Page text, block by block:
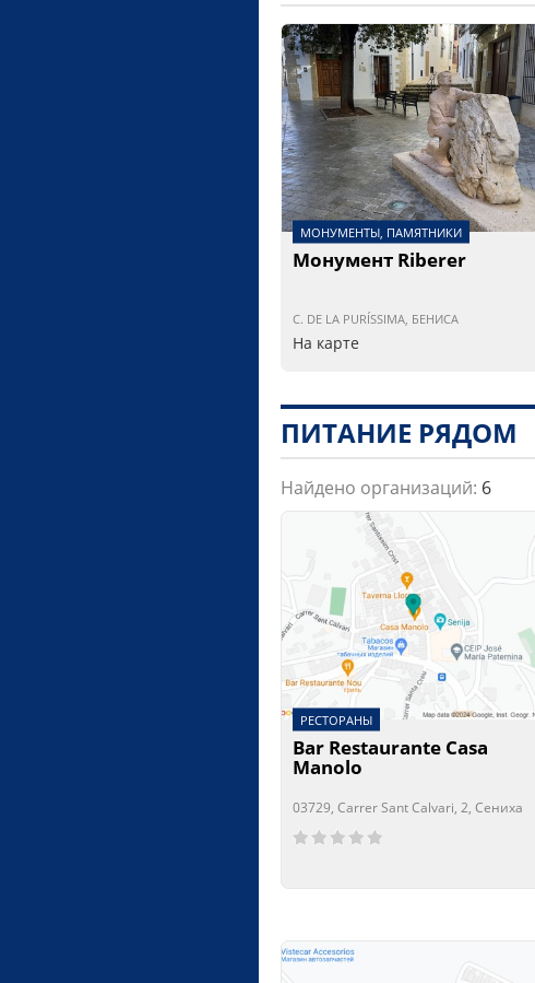
МОНУМЕНТЫ, ПАМЯТНИКИ
Монумент Riberer
C. DE LA PURÍSSIMA, БЕНИСА
На карте
ПИТАНИЕ РЯДОМ
Найдено организаций: 6
РЕСТОРАНЫ
Bar Restaurante Casa
Manolo
03729, Carrer Sant Calvari, 2, Сениха
Сейчас открыто!
Сейчас закрыто!